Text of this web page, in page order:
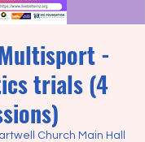
-
trials (4
Church Main Hall